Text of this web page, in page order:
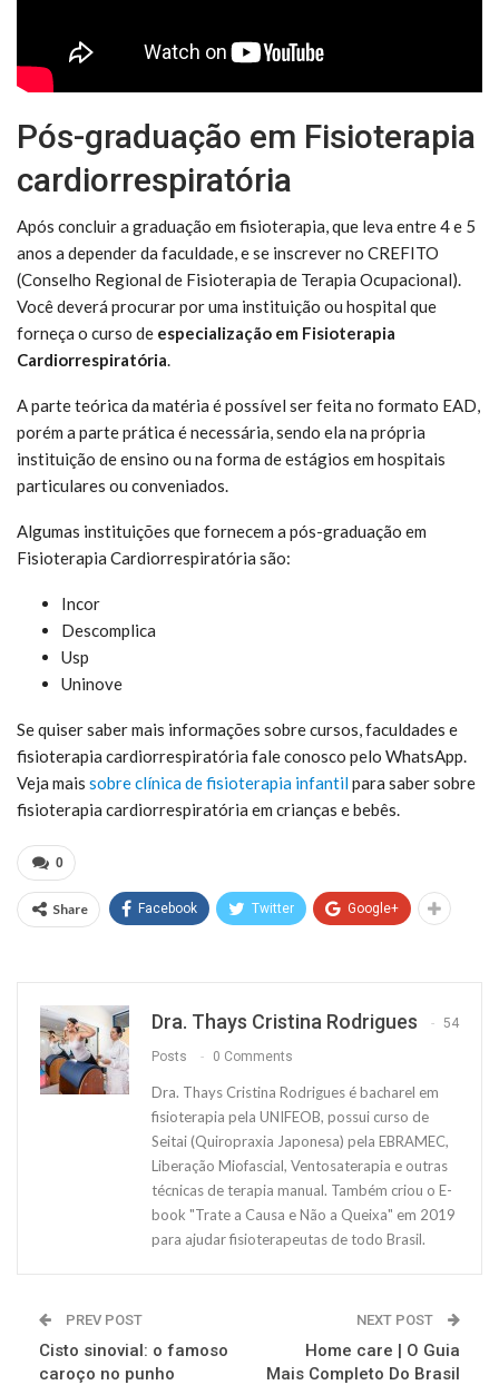
Pós-graduação em Fisioterapia
cardiorrespiratória
Após concluir a graduação em fisioterapia, que leva entre 4 e 5
anos a depender da faculdade, e se inscrever no CREFITO
(Conselho Regional de Fisioterapia de Terapia Ocupacional).
Você deverá procurar por uma instituição ou hospital que
forneça o curso de especialização em Fisioterapia
Cardiorrespiratória.
A parte teórica da matéria é possível ser feita no formato EAD,
porém a parte prática é necessária, sendo ela na própria
instituição de ensino ou na forma de estágios em hospitais
particulares ou conveniados.
Algumas instituições que fornecem a pós-graduação em
Fisioterapia Cardiorrespiratória são:
Incor
Descomplica
Usp
Uninove
Se quiser saber mais informações sobre cursos, faculdades e
fisioterapia cardiorrespiratória fale conosco pelo WhatsApp.
Veja mais sobre clínica de fisioterapia infantilpara saber sobre
fisioterapia cardiorrespiratória em crianças e bebês.
0
Share Facebook Twitter Google+
Dra. Thays Cristina Rodrigues 54
Posts 0 Comments
Dra. Thays Cristina Rodrigues é bacharel em
fisioterapia pela UNIFEOB, possui curso de
Seitai (Quiropraxia Japonesa) pela EBRAMEC,
Liberação Miofascial, Ventosaterapia e outras
técnicas de terapia manual. Também criou o E-
book "Trate a Causa e Não a Queixa" em 2019
para ajudar fisioterapeutas de todo Brasil.
PREV POST
Cisto sinovial: o famoso
caroço no punho
NEXT POST
Home care | O Guia
Mais Completo Do Brasil